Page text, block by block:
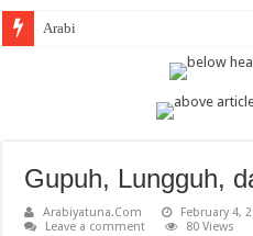
Arabic Thematic
Gupuh, Lungguh,
Arabiyatuna.Com February 4,
Leave a comment
80 Views